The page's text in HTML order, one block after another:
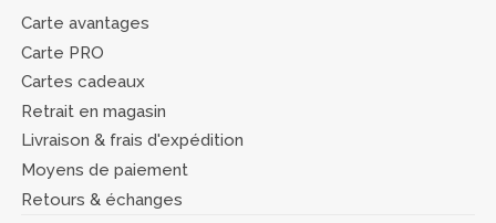
Carte avantages
Carte PRO
Cartes cadeaux
Retrait en magasin
Livraison & frais d'expédition
Moyens de paiement
Retours & échanges